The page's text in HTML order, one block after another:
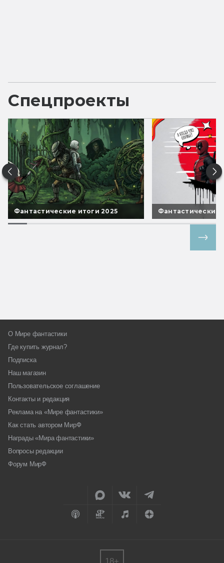
Спецпроекты
Фантастические итоги 2025 Фантастические
О Мире фантастики
Где купить журнал?
Подписка
Наш магазин
Пользовательское соглашение
Контакты и редакция
Реклама на «Мире фантастики»
Как стать автором МирФ
Награды «Мира фантастики»
Вопросы редакции
Форум МирФ
18+